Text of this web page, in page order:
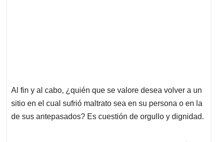
Al fin y al cabo, ¿quién que se valore desea volver a un
sitio en el cual sufrió maltrato sea en su persona o en la
de sus antepasados? Es cuestión de orgullo y dignidad.